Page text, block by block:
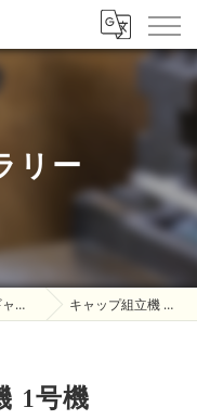
リー
ー キャップ組立機 1号機
1号機